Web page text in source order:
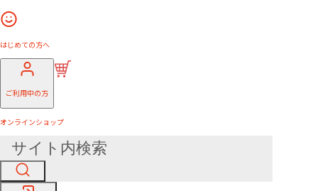
はじめての方へ
ご利用中の方
オンラインショップ